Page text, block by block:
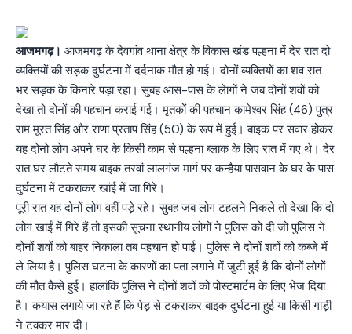
आजमगढ़। आजमगढ़ के देवगांव थाना क्षेत्र के विकास खंड पल्हना में देर रात दो
व्यक्तियों की सड़क दुर्घटना में दर्दनाक मौत हो गई। दोनों व्यक्तियों का शव रात
भर सड़क के किनारे पड़ा रहा। सुबह आस-पास के लेागों ने जब दोनों शवों को
देखा तो दोनों की पहचान कराई गई। मृतकों की पहचान कामेश्वर सिंह (46) पुत्र
राम मूरत सिंह और राणा प्रताप सिंह (50) के रूप में हुई। बाइक पर सवार होकर
यह दोनो लोग अपने घर के किसी काम से पल्हना ब्लाक के लिए रात में गए थे। देर
रात घर लौटते समय बाइक तरवां लालगंज मार्ग पर कन्हैया पासवान के घर के पास
दुर्घटना में टकराकर खांई में जा गिरे।
पूरी रात यह दोनों लोग वहीं पड़े रहे। सुबह जब लोग टहलने निकले तो देखा कि दो
लोग खाईं में गिरे हैं तो इसकी सूचना स्थानीय लोगों ने पुलिस को दी जो पुलिस ने
दोनों शवों को बाहर निकाला तब पहचान हो पाई। पुलिस ने दोनों शवों को कब्जे में
ले लिया है। पुलिस घटना के कारणों का पता लगाने में जुटी हुई है कि दोनों लोगों
की मौत कैसे हुई। हालांकि पुलिस ने दोनों शवों को पोस्टमार्टम के लिए भेज दिया
है। कयास लगाये जा रहे हैं कि पेड़ से टकराकर बाइक दुर्घटना हुई या किसी गाड़ी
ने टक्कर मार दी।